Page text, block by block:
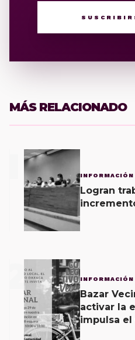
MÁS RELACIONADO
INFORMACIÓN
Logran
2 INFORMACIÓN
Bazar
activar la
impulsa el